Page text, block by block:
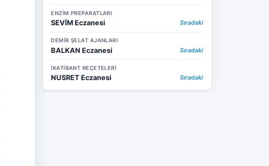
ENZİM PREPARATLARI
SEVİM Eczanesi Sıradaki
DEMİR ŞELAT AJANLARI
BALKAN Eczanesi Sıradaki
İKATİBANT REÇETELERİ
NUSRET Eczanesi Sıradaki